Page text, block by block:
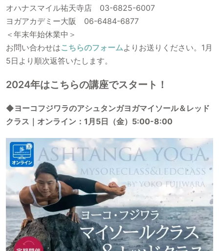
オハナスマイル祐天寺店 03-6825-6007
ヨガアカデミー大阪 06-6484-6877
＜年末年始休業中＞
お問い合わせはこちらのフォームよりお送りください。1月
5日より順次返答いたします。
2024年はこちらの講座でスタート！
◆ヨーコフジワラのアシュタンガヨガマイソール＆レッド
クラス｜オンライン：1月5日（金）5:00-8:00